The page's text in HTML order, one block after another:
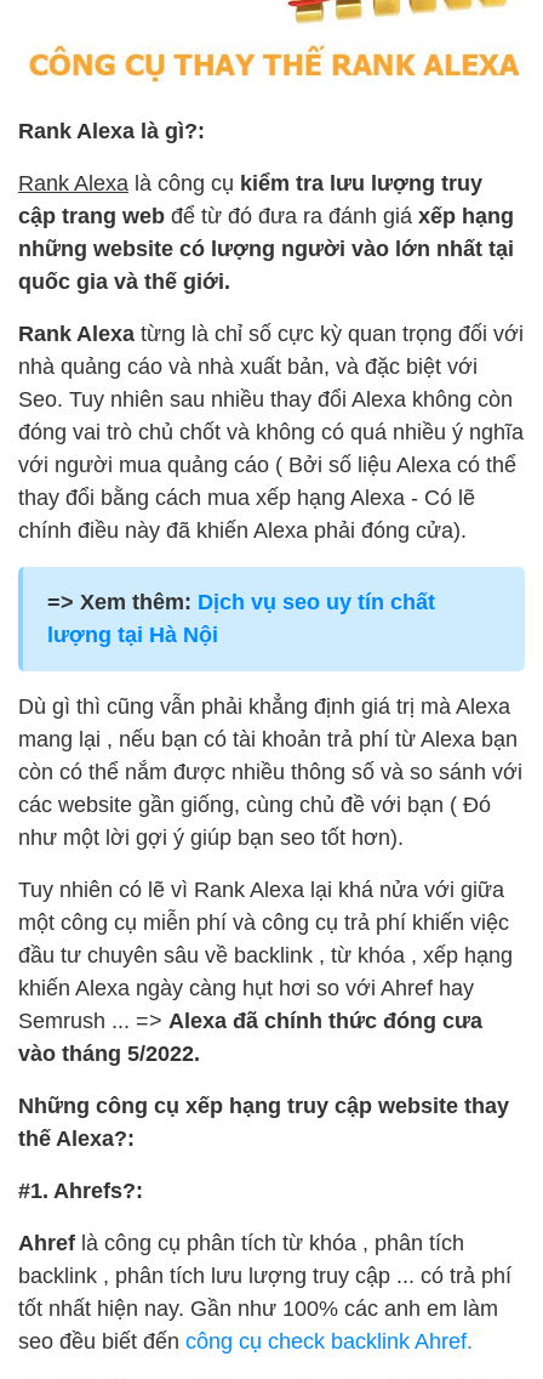
Rank Alexa là gì?:
Rank Alexa là công cụ kiểm tra lưu lượng truy
cập trang web để từ đó đưa ra đánh giá xếp hạng
những website có lượng người vào lớn nhất tại
quốc gia và thế giới.
Rank Alexa từng là chỉ số cực kỳ quan trọng đối với
nhà quảng cáo và nhà xuất bản, và đặc biệt với
Seo. Tuy nhiên sau nhiều thay đổi Alexa không còn
đóng vai trò chủ chốt và không có quá nhiều ý nghĩa
với người mua quảng cáo ( Bởi số liệu Alexa có thể
thay đổi bằng cách mua xếp hạng Alexa - Có lẽ
chính điều này đã khiến Alexa phải đóng cửa).
=> Xem thêm: Dịch vụ seo uy tín chất
lượng tại Hà Nội
Dù gì thì cũng vẫn phải khẳng định giá trị mà Alexa
mang lại , nếu bạn có tài khoản trả phí từ Alexa bạn
còn có thể nắm được nhiều thông số và so sánh với
các website gần giống, cùng chủ đề với bạn ( Đó
như một lời gợi ý giúp bạn seo tốt hơn).
Tuy nhiên có lẽ vì Rank Alexa lại khá nửa với giữa
một công cụ miễn phí và công cụ trả phí khiến việc
đầu tư chuyên sâu về backlink , từ khóa , xếp hạng
khiến Alexa ngày càng hụt hơi so với Ahref hay
Semrush ... => Alexa đã chính thức đóng cưa
vào tháng 5/2022.
Những công cụ xếp hạng truy cập website thay
thế Alexa?:
#1. Ahrefs?:
Ahref là công cụ phân tích từ khóa , phân tích
backlink , phân tích lưu lượng truy cập ... có trả phí
tốt nhất hiện nay. Gần như 100% các anh em làm
seo đều biết đến công cụ check backlink Ahref.